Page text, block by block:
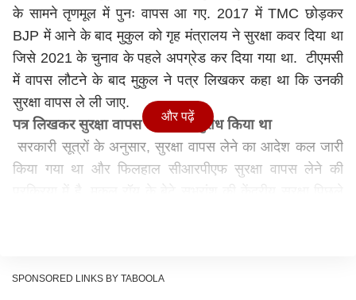
के सामने तृणमूल में पुनः वापस आ गए. 2017 में TMC छोड़कर
BJP में आने के बाद मुकुल को गृह मंत्रालय ने सुरक्षा कवर दिया था
जिसे 2021 के चुनाव के पहले अपग्रेड कर दिया गया था. टीएमसी
में वापस लौटने के बाद मुकुल ने पत्र लिखकर कहा था कि उनकी
सुरक्षा वापस ले ली जाए.
पत्र लिखकर सुरक्षा वापस लेने का अनुरोध किया था
सरकारी सूत्रों के अनुसार, सुरक्षा वापस लेने का आदेश कल जारी
किया गया था और फिलहाल सीआरपीएफ सुरक्षा वापस लेने की
मंत्रालय ने उनकी सुरक्षा वापस लेने का आदेश जारी किया है. उन्हें
और पढ़ें
SPONSORED LINKS BY TABOOLA